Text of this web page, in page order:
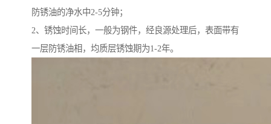
防锈油的净水中2-5分钟；
2、锈蚀时间长，一般为钢件，经良源处理后，表面带有
一层防锈油相，均质层锈蚀期为1-2年。